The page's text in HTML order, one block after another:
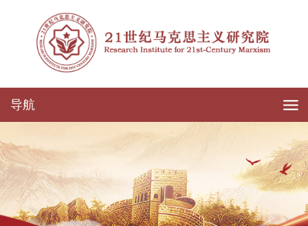
导航